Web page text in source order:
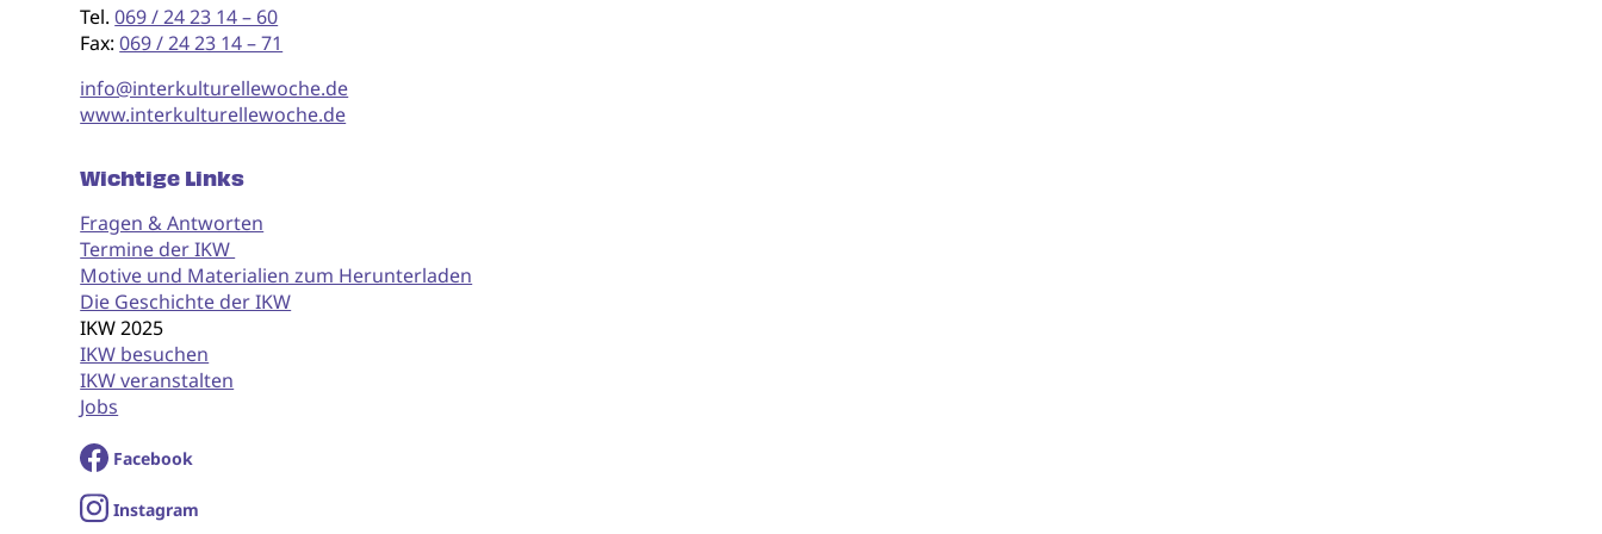
Tel.069 / 24 23 14 – 60
Fax:069 / 24 23 14 – 71
info@interkulturellewoche.de
www.interkulturellewoche.de
Wichtige Links
Fragen & Antworten
Termine der IKW
Motive und Materialien zum Herunterladen
Die Geschichte der IKW
IKW 2025
IKW besuchen
IKW veranstalten
Jobs
Facebook
Instagram